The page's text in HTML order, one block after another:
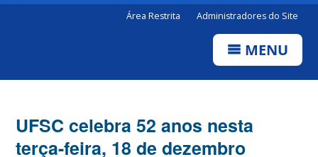
Área Restrita Administradores do Site
MENU
UFSC celebra 52 anos nesta
terça-feira, 18 de dezembro